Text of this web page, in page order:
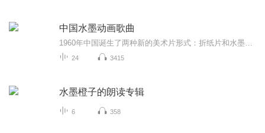
中国水墨动画歌曲
24 3415
水墨橙子的朗读专辑
6 358